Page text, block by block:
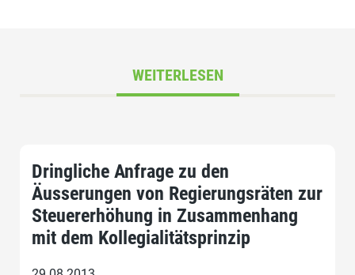
WEITERLESEN
Dringliche Anfrage zu den
Äusserungen von Regierungsräten zur
Steuererhöhung in Zusammenhang
mit dem Kollegialitätsprinzip